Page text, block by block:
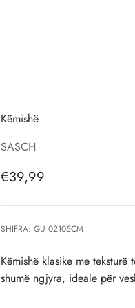
Këmishë
SASCH
Çmimi i shitjes, çmimi i
€39,99
SHIFRA: GU 02105CM
Këmishë klasike me
shumë ngjyra, ideale për